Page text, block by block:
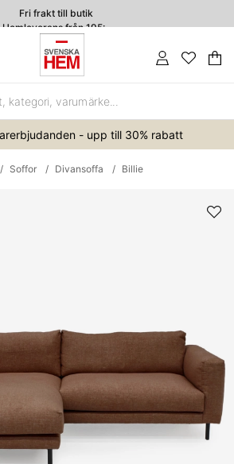
Fri frakt till butik
Hemleverans från 195:-
4.7
.
- upp till 30% rabatt
Soffor Divansoffa Billie